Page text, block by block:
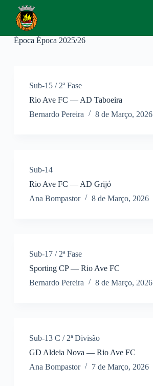
aÉpoca Época 2025/26
Sub-15 / 2ª Fase
Rio Ave FC — AD Taboeira
Bernardo Pereira
8 de Março, 2026
Sub-14
Rio Ave FC — AD Grijó
Ana Bompastor
8 de Março, 2026
Sub-17 / 2ª Fase
Sporting CP — Rio Ave FC
Bernardo Pereira
8 de Março, 2026
Sub-13 C / 2ª Divisão
GD Aldeia Nova — Rio Ave FC
Ana Bompastor
7 de Março, 2026